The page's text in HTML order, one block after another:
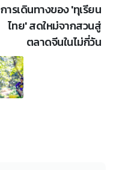
การเดินทางของ 'ทุเรียน
ไทย' สดใหม่จากสวนสู่
ตลาดจีนในไม่กี่วัน